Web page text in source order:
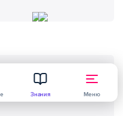
Знания Меню
со своего